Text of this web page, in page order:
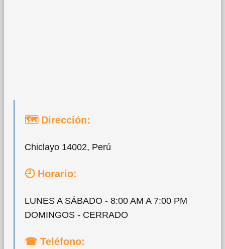
🗺 Dirección:
Chiclayo 14002, Perú
🕘 Horario:
LUNES A SÁBADO - 8:00 AM A 7:00 PM
DOMINGOS - CERRADO
☎ Teléfono: